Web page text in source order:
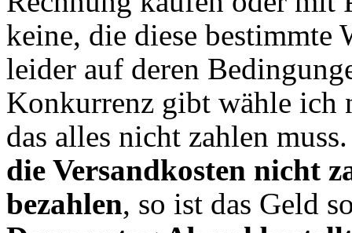
keine, die diese bestimmte
leider auf deren
Konkurrenz gibt wähle ich
das alles nicht zahlen
die Versandkosten nicht
bezahlen, so ist das Geld